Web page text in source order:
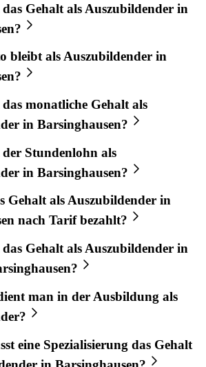
Gehalt als Auszubildender in
bleibt als Auszubildender in
monatliche Gehalt als
in Barsinghausen?
Stundenlohn als
in Barsinghausen?
Gehalt als Auszubildender in
nach Tarif bezahlt?
Gehalt als Auszubildender in
man in der Ausbildung als
eine Spezialisierung das Gehalt